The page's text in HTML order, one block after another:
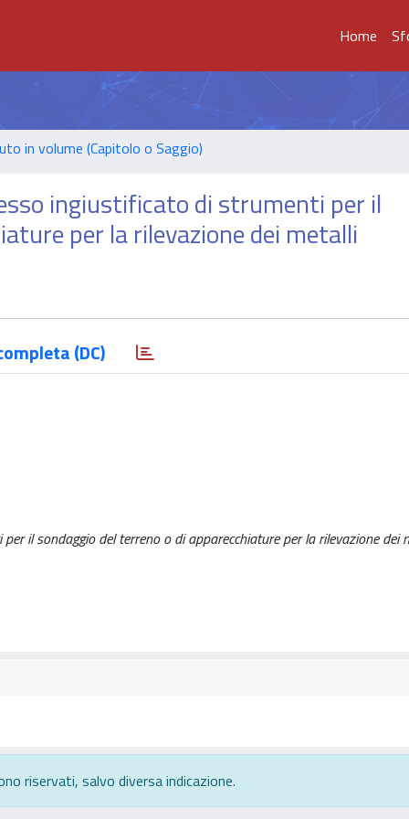
Home
in volume (Capitolo o Saggio)
ingiustificato di strumenti per il
per la rilevazione dei metalli
(DC)
il sondaggio del terreno o di apparecchiature per la rilevazione dei
riservati, salvo diversa indicazione.